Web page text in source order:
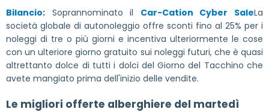
Bilancio: Soprannominato il Car-Cation Cyber SaleLa
società globale di autonoleggio offre sconti fino al 25% per i
noleggi di tre o più giorni e incentiva ulteriormente le cose
con un ulteriore giorno gratuito sui noleggi futuri, che è quasi
altrettanto dolce di tutti i dolci del Giorno del Tacchino che
avete mangiato prima dell'inizio delle vendite.
Le migliori offerte alberghiere del martedì